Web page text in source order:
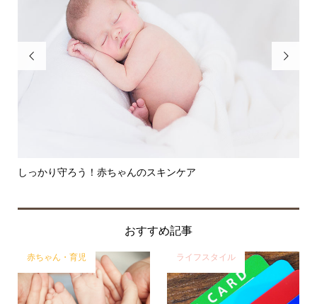

しっかり守ろう！赤ちゃんのスキンケア

おすすめ記事
赤ちゃん・育児 ライフスタイル